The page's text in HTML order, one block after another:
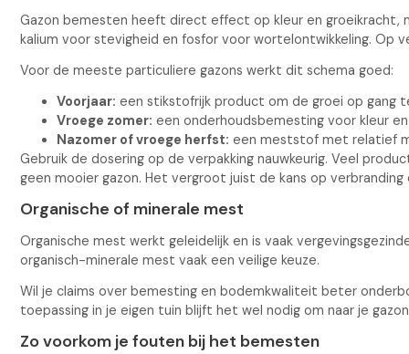
Gazon bemesten heeft direct effect op kleur en groeikracht,
kalium voor stevigheid en fosfor voor wortelontwikkeling. Op
Voor de meeste particuliere gazons werkt dit schema goed:
Voorjaar: een stikstofrijk product om de groei op gang
Vroege zomer: een onderhoudsbemesting voor kleur
Nazomer of vroege herfst: een meststof met relatief
Gebruik de dosering op de verpakking nauwkeurig. Veel
geen mooier gazon. Het vergroot juist de kans op
Organische of minerale mest
Organische mest werkt geleidelijk en is vaak
organisch-minerale mest vaak een veilige keuze.
Wil je claims over bemesting en bodemkwaliteit beter
toepassing in je eigen tuin blijft het wel nodig om naar je
Zo voorkom je fouten bij het bemesten